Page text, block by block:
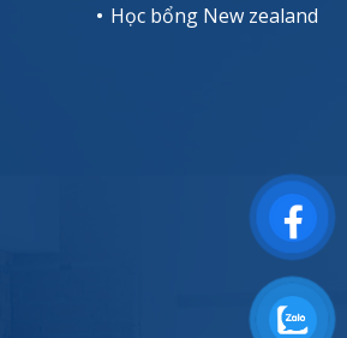
Học bổng New zealand